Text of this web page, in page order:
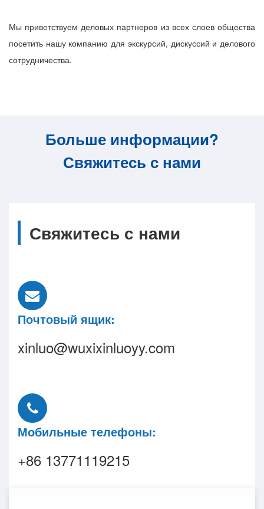
Мы приветствуем деловых партнеров из всех слоев общества
посетить нашу компанию для экскурсий, дискуссий и делового
сотрудничества.
Больше информации?
Свяжитесь с нами
Свяжитесь с нами
Почтовый ящик:
xinluo@wuxixinluoyy.com
Мобильные телефоны:
+86 13771119215